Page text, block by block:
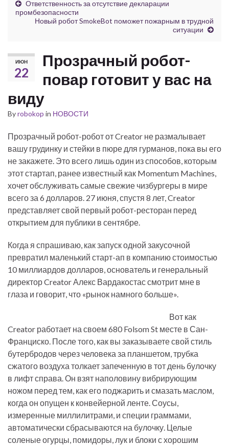
Ответственность за отсутствие декларации
промбезопасности
Новый робот SmokeBot поможет пожарным в трудной
ситуации
ИЮН
22
Прозрачный робот-
повар готовит у вас на
виду
Byrobokop in НОВОСТИ
Прозрачный робот-робот от Creator не размалывает
вашу грудинку и стейки в пюре для гурманов, пока вы его
не закажете. Это всего лишь один из способов, которым
этот стартап, ранее известный как Momentum Machines,
хочет обслуживать самые свежие чизбургеры в мире
всего за 6 долларов. 27 июня, спустя 8 лет, Creator
представляет свой первый робот-ресторан перед
открытием для публики в сентябре.
Когда я спрашиваю, как запуск одной закусочной
превратил маленький старт-ап в компанию стоимостью
10 миллиардов долларов, основатель и генеральный
директор Creator Алекс Вардакостас смотрит мне в
глаза и говорит, что «рынок намного больше».
Вот как
Creator работает на своем 680 Folsom St месте в Сан-
Франциско. После того, как вы заказываете свой стиль
бутербродов через человека за планшетом, трубка
сжатого воздуха толкает запеченную в тот день булочку
в лифт справа. Он взят наполовину вибрирующим
ножом перед тем, как его поджарить и смазать маслом,
когда он опущен к конвейерной ленте. Соусы,
измеренные миллилитрами, и специи граммами,
автоматически сбрасываются на булочку. Целые
соленые огурцы, помидоры, лук и блоки с хорошим